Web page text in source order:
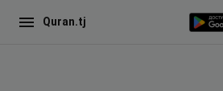
Quran.tj